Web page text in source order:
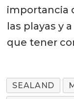
importancia
las playas y
que tener
SEALAND